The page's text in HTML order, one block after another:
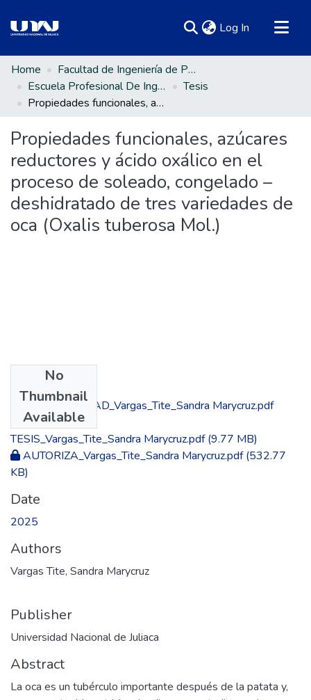
Log In (current)
Communities & Collections
All of DSpace
Statistics
Home
Facultad de Ingeniería de Procesos Industriales
Escuela Profesional De Ingeniería en Industrias Alimentarias
Tesis
Propiedades funcionales, azúcares reductores y ácido oxálico en el proceso de soleado, congelado – deshidratado de tres variedades de oca (Oxalis tuberosa Mol.)
Propiedades funcionales, azúcares
reductores y ácido oxálico en el
proceso de soleado, congelado –
deshidratado de tres variedades de
oca (Oxalis tuberosa Mol.)
No
Thumbnail
Available
CORIGINALIDAD_Vargas_Tite_Sandra Marycruz.pdf
(6.69 MB)
TESIS_Vargas_Tite_Sandra Marycruz.pdf(9.77 MB)
AUTORIZA_Vargas_Tite_Sandra Marycruz.pdf(532.77
KB)
Date
2025
Authors
Vargas Tite, Sandra Marycruz
Publisher
Universidad Nacional de Juliaca
Abstract
La oca es un tubérculo importante después de la patata y,